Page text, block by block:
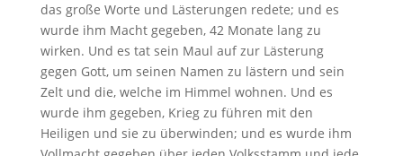
das große Worte und Lästerungen redete; und es
wurde ihm Macht gegeben, 42 Monate lang zu
wirken. Und es tat sein Maul auf zur Lästerung
gegen Gott, um seinen Namen zu lästern und sein
Zelt und die, welche im Himmel wohnen. Und es
wurde ihm gegeben, Krieg zu führen mit den
Heiligen und sie zu überwinden; und es wurde ihm